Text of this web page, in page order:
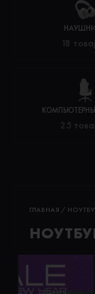
18
25
ГЛАВНАЯ /